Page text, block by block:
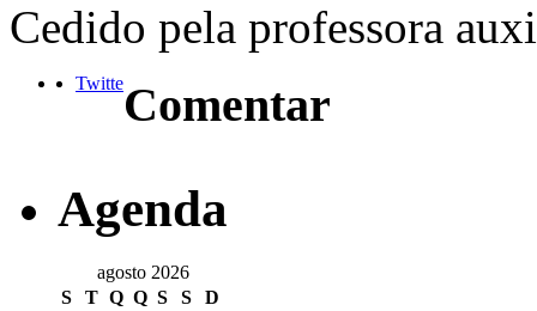
Cedido pela professora
TwitteComentar
Agenda
agosto 2026
S
T Q Q S S
D